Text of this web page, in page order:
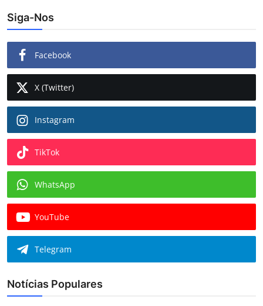
Siga-Nos
Facebook
X (Twitter)
Instagram
TikTok
WhatsApp
YouTube
Telegram
Notícias Populares